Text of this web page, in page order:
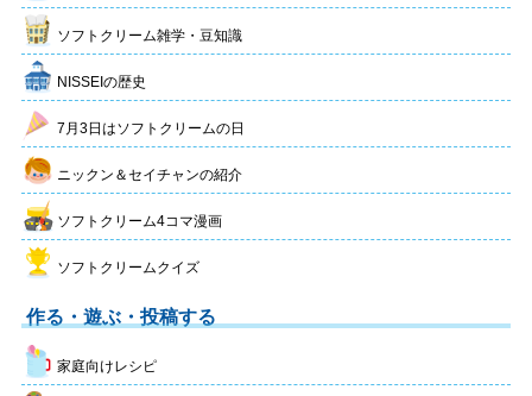
ソフトクリーム雑学・豆知識
NISSEIの歴史
7月3日はソフトクリームの日
ニックン＆セイチャンの紹介
ソフトクリーム4コマ漫画
ソフトクリームクイズ
作る・遊ぶ・投稿する
家庭向けレシピ